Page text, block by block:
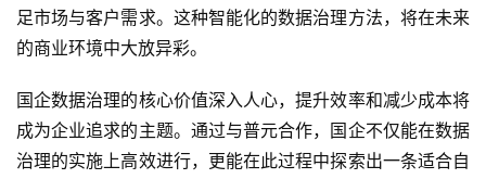
足市场与客户需求。这种智能化的数据治理方法，将在未来
的商业环境中大放异彩。
国企数据治理的核心价值深入人心，提升效率和减少成本将
成为企业追求的主题。通过与普元合作，国企不仅能在数据
治理的实施上高效进行，更能在此过程中探索出一条适合自